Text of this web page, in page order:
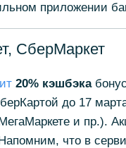
приложении
СберМаркет
20% кэшбэка
до 17
и пр.).
что в